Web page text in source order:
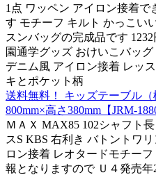
1点 ワッペン アイロン接着
す モチーフ キルト かっこい
スンバッグの完成品です
園通学グッズ おけいこバッ
デニム風 アイロン接着 レッ
キとポケット柄
送料無料！ キッズテーブル（
800mm×高さ380mm【JRM-
ＭＡＸ MAX85 102シャフト
スS KBS 右利き バトントワ
ロン接着 レオタードモチー
報となりますので Ｕ４発売年